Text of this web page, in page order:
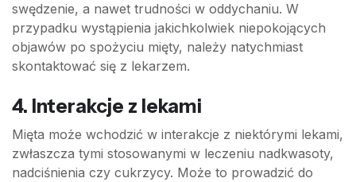
swędzenie, a nawet trudności w oddychaniu. W
przypadku wystąpienia jakichkolwiek niepokojących
objawów po spożyciu mięty, należy natychmiast
skontaktować się z lekarzem.
4. Interakcje z lekami
Mięta może wchodzić w interakcje z niektórymi lekami,
zwłaszcza tymi stosowanymi w leczeniu nadkwasoty,
nadciśnienia czy cukrzycy. Może to prowadzić do